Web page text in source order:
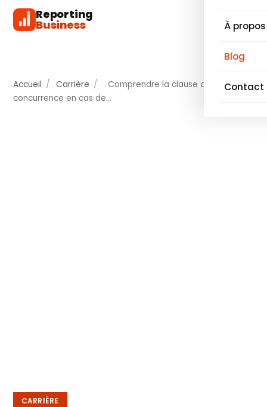
Reporting
Business À
Blog
Contact
Accueil / Carrière /
Comprendre la clause de non-
concurrence en cas de…
CARRIÈRE